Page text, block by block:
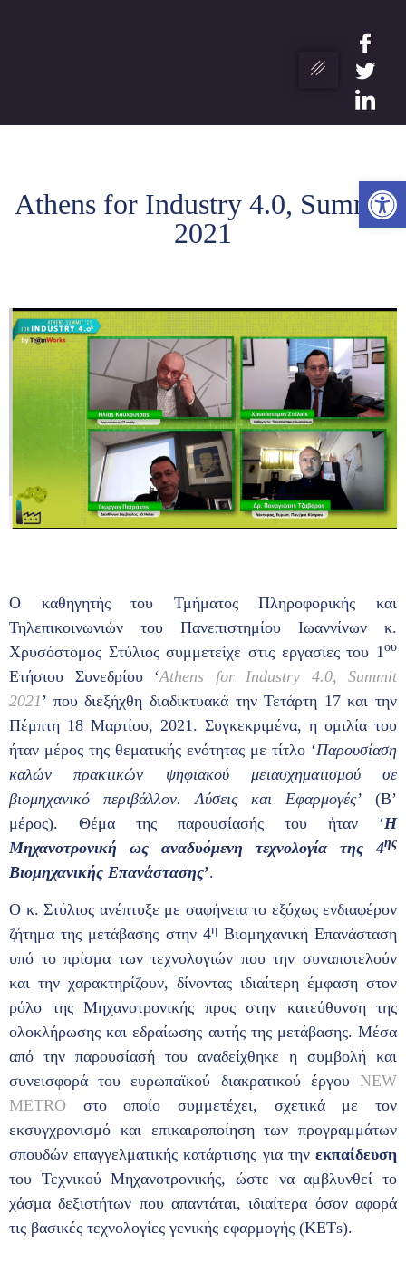
Athens for Industry 4.0, Summit
2021
Ο καθηγητής του Τμήματος Πληροφορικής και
Τηλεπικοινωνιών του Πανεπιστημίου Ιωαννίνων κ.
Χρυσόστομος Στύλιος συμμετείχε στις εργασίες του 1ου
Ετήσιου Συνεδρίου ‘Athens for Industry 4.0, Summit
2021’ που διεξήχθη διαδικτυακά την Τετάρτη 17 και την
Πέμπτη 18 Μαρτίου, 2021. Συγκεκριμένα, η ομιλία του
ήταν μέρος της θεματικής ενότητας με τίτλο ‘Παρουσίαση
καλών πρακτικών ψηφιακού μετασχηματισμού σε
βιομηχανικό περιβάλλον. Λύσεις και Εφαρμογές’ (Β’
μέρος). Θέμα της παρουσίασής του ήταν ‘Η
Μηχανοτρονική ως αναδυόμενη τεχνολογία της 4ης
Βιομηχανικής Επανάστασης’.
Ο κ. Στύλιος ανέπτυξε με σαφήνεια το εξόχως ενδιαφέρον
ζήτημα της μετάβασης στην 4ηΒιομηχανική Επανάσταση
υπό το πρίσμα των τεχνολογιών που την συναποτελούν
και την χαρακτηρίζουν, δίνοντας ιδιαίτερη έμφαση στον
ρόλο της Μηχανοτρονικής προς στην κατεύθυνση της
ολοκλήρωσης και εδραίωσης αυτής της μετάβασης. Μέσα
από την παρουσίασή του αναδείχθηκε η συμβολή και
συνεισφορά του ευρωπαϊκού διακρατικού έργου NEW
METRO στο οποίο συμμετέχει, σχετικά με τον
εκσυγχρονισμό και επικαιροποίηση των προγραμμάτων
σπουδών επαγγελματικής κατάρτισης για την εκπαίδευση
του Τεχνικού Μηχανοτρονικής, ώστε να αμβλυνθεί το
χάσμα δεξιοτήτων που απαντάται, ιδιαίτερα όσον αφορά
τις βασικές τεχνολογίες γενικής εφαρμογής (ΚΕΤs).